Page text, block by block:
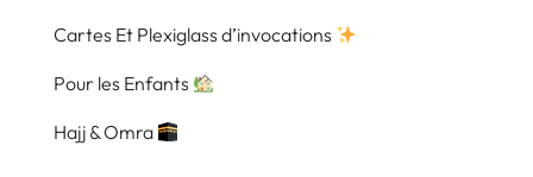
Cartes Et Plexiglass d’invocations
Pour les Enfants
Hajj & Omra